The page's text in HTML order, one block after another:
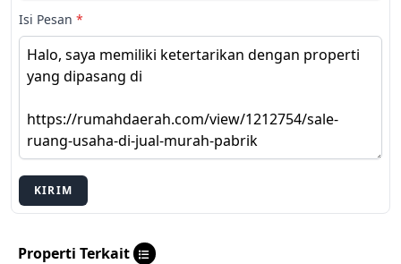
Isi Pesan *
KIRIM
Properti Terkait